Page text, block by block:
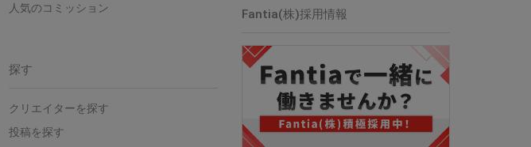
人気のコミッション
探す
クリエイターを探す
投稿を探す
Fantia(株)採用情報